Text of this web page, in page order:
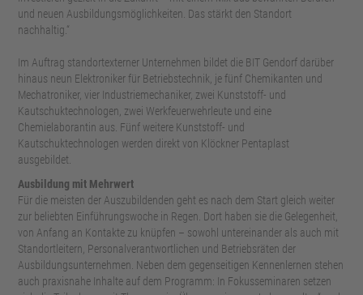
und neuen Ausbildungsmöglichkeiten. Das stärkt den Standort
nachhaltig.“
Im Auftrag standortexterner Unternehmen bildet die BIT Gendorf darüber
hinaus neun Elektroniker für Betriebstechnik, je fünf Chemikanten und
Mechatroniker, vier Industriemechaniker, zwei Kunststoff- und
Kautschuktechnologen, zwei Werkfeuerwehrleute und eine
Chemielaborantin aus. Fünf weitere Kunststoff- und
Kautschuktechnologen werden direkt von Klöckner Pentaplast
ausgebildet.
Ausbildung mit Mehrwert
Für die meisten der Auszubildenden geht es nach dem Start gleich weiter
zur beliebten Einführungswoche in Regen. Dort haben sie die Gelegenheit,
von Anfang an Kontakte zu knüpfen – sowohl untereinander als auch mit
Standortleitern, Personalverantwortlichen und Betriebsräten der
Ausbildungsunternehmen. Neben dem gegenseitigen Kennenlernen stehen
auch praxisnahe Inhalte auf dem Programm: In Fokusseminaren setzen